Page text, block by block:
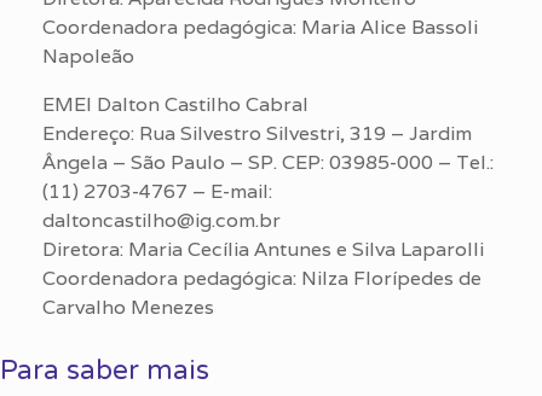
Coordenadora pedagógica: Maria Alice Bassoli
Napoleão
EMEI Dalton Castilho Cabral
Endereço: Rua Silvestro Silvestri, 319 – Jardim
Ângela – São Paulo – SP. CEP: 03985-000 – Tel.:
(11) 2703-4767 – E-mail:
daltoncastilho@ig.com.br
Diretora: Maria Cecília Antunes e Silva Laparolli
Coordenadora pedagógica: Nilza Florípedes de
Carvalho Menezes
Para saber mais